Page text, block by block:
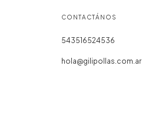
CONTACTÁNOS
543516524536
hola@gilipollas.com.ar